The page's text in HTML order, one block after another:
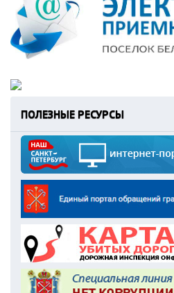
ПОЛЕЗНЫЕ РЕСУРСЫ